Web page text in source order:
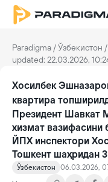
Paradigma /Ўзбекистон /
updated: 22.03.2026,
Хосилбек
квартира
Президент Шавкат
хизмат вазифасини
ЙПХ инспектори
Тошкент шаҳридан
Ўзбекистон 06.03.2026,